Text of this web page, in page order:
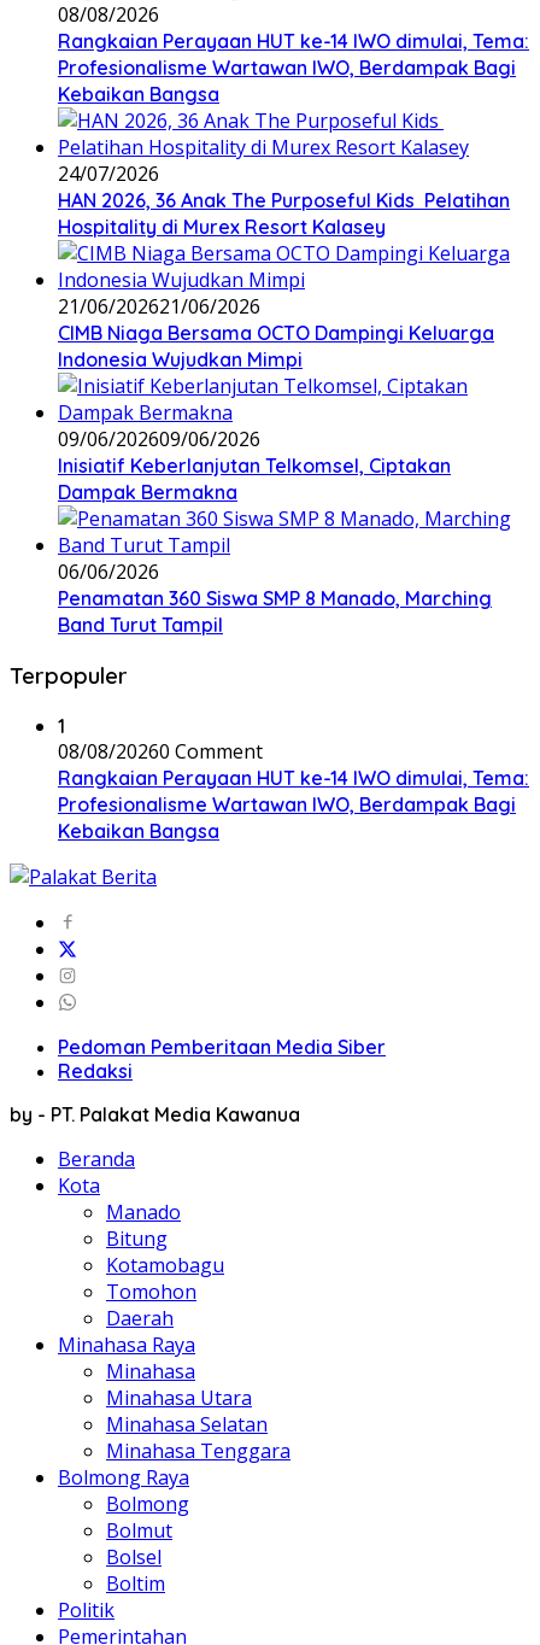
08/08/2026
Rangkaian Perayaan HUT ke-14 IWO dimulai, Tema:
Profesionalisme Wartawan IWO, Berdampak Bagi
Kebaikan Bangsa
24/07/2026
HAN 2026, 36 Anak The Purposeful Kids Pelatihan
Hospitality di Murex Resort Kalasey
21/06/202621/06/2026
CIMB Niaga Bersama OCTO Dampingi Keluarga
Indonesia Wujudkan Mimpi
09/06/202609/06/2026
Inisiatif Keberlanjutan Telkomsel, Ciptakan
Dampak Bermakna
06/06/2026
Penamatan 360 Siswa SMP 8 Manado, Marching
Band Turut Tampil
Terpopuler
1
08/08/20260 Comment
Rangkaian Perayaan HUT ke-14 IWO dimulai, Tema:
Profesionalisme Wartawan IWO, Berdampak Bagi
Kebaikan Bangsa
Pedoman Pemberitaan Media Siber
Redaksi
by - PT. Palakat Media Kawanua
Beranda
Kota
Manado
Bitung
Kotamobagu
Tomohon
Daerah
Minahasa Raya
Minahasa
Minahasa Utara
Minahasa Selatan
Minahasa Tenggara
Bolmong Raya
Bolmong
Bolmut
Bolsel
Boltim
Politik
Pemerintahan